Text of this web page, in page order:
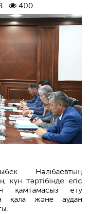
400
Нәлібаевтың
күн тәртібінде егіс
қамтамасыз ету
қала және аудан